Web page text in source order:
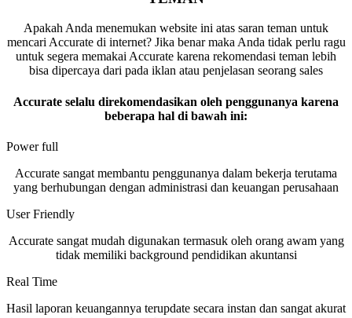
Apakah Anda menemukan website ini atas saran teman untuk
mencari Accurate di internet? Jika benar maka Anda tidak perlu ragu
untuk segera memakai Accurate karena rekomendasi teman lebih
bisa dipercaya dari pada iklan atau penjelasan seorang sales
Accurate selalu direkomendasikan oleh penggunanya karena
beberapa hal di bawah ini:
Power full
Accurate sangat membantu penggunanya dalam bekerja terutama
yang berhubungan dengan administrasi dan keuangan perusahaan
User Friendly
Accurate sangat mudah digunakan termasuk oleh orang awam yang
tidak memiliki background pendidikan akuntansi
Real Time
Hasil laporan keuangannya terupdate secara instan dan sangat akurat